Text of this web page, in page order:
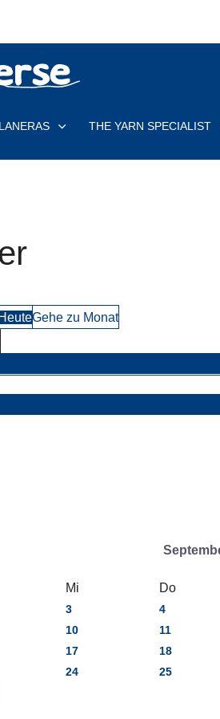
LANERAS THE YARN SPECIALIST
HeuteGehe zu Monat
Mi Do
3 4
10 11
17 18
24 25